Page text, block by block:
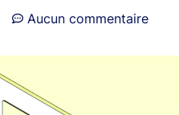
Aucun commentaire